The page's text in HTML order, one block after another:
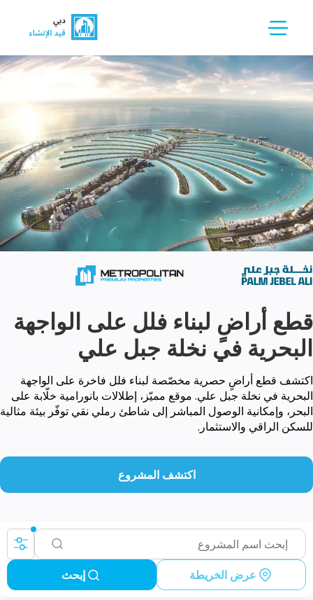
قطع أراضٍ لبناء فلل على الواجهة
البحرية في نخلة جبل علي
اكتشف قطع أراضٍ حصرية مخصّصة لبناء فلل فاخرة على الواجهة
البحرية في نخلة جبل علي. موقع مميّز، إطلالات بانورامية خلّابة على
البحر، وإمكانية الوصول المباشر إلى شاطئ رملي نقي توفّر بيئة مثالية
للسكن الراقي والاستثمار.
اكتشف المشروع
عرض الخريطة إبحث